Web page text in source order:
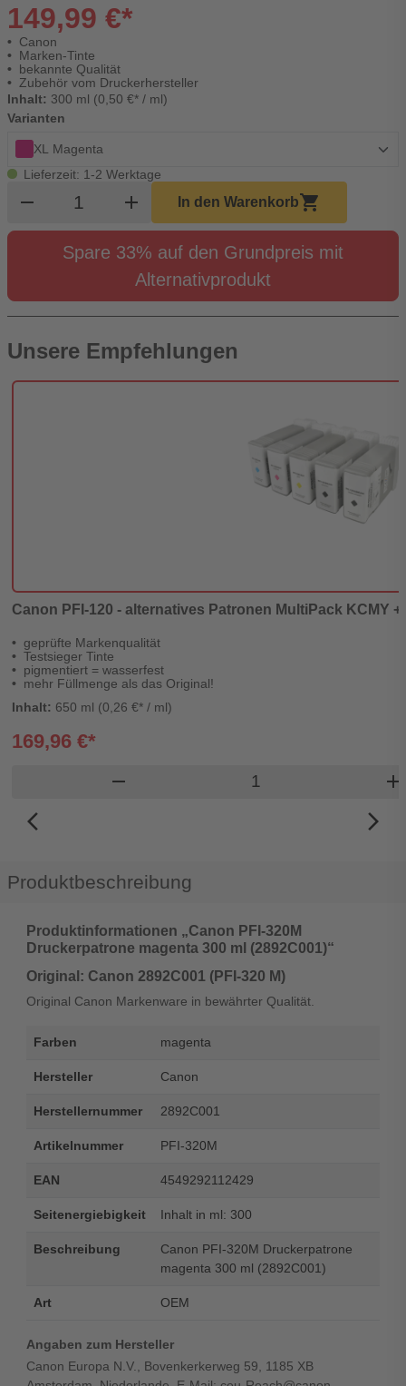
149,99 €*
Canon
Marken-Tinte
bekannte Qualität
Zubehör vom Druckerhersteller
Inhalt: 300 ml (0,50 €* / ml)
Varianten
XL Magenta
Lieferzeit: 1-2 Werktage
remove Produkt Warenkorb Menge
add In den Warenkorbshopping_cart
Spare 33% auf den Grundpreis mit
Alternativprodukt
Unsere Empfehlungen
Canon PFI-120 - alternatives Patronen MultiPack KCMY
geprüfte Markenqualität
Testsieger Tinte
pigmentiert = wasserfest
mehr Füllmenge als das Original!
Inhalt: 650 ml (0,26 €* / ml)
169,96 €*
remove Produkt Warenkorbadd
arrow_back_ios_new
arrow_forward_ios
Produktbeschreibung
Produktinformationen „Canon PFI-320M
Druckerpatrone magenta 300 ml (2892C001)“
Original: Canon 2892C001 (PFI-320 M)
Original Canon Markenware in bewährter Qualität.
Farben magenta
Hersteller Canon
Herstellernummer 2892C001
Artikelnummer PFI-320M
EAN 4549292112429
Seitenergiebigkeit Inhalt in ml: 300
Beschreibung
Canon PFI-320M Druckerpatrone
magenta 300 ml (2892C001)
Art OEM
Angaben zum Hersteller
Canon Europa N.V., Bovenkerkerweg 59, 1185 XB